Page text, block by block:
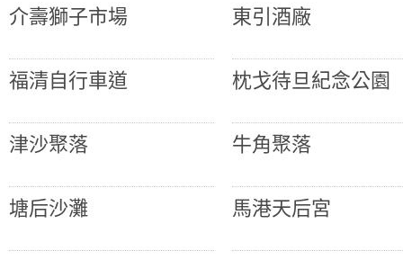
介壽獅子市場 東引酒廠
福清自行車道 枕戈待旦紀念公園
津沙聚落 牛角聚落
塘后沙灘 馬港天后宮